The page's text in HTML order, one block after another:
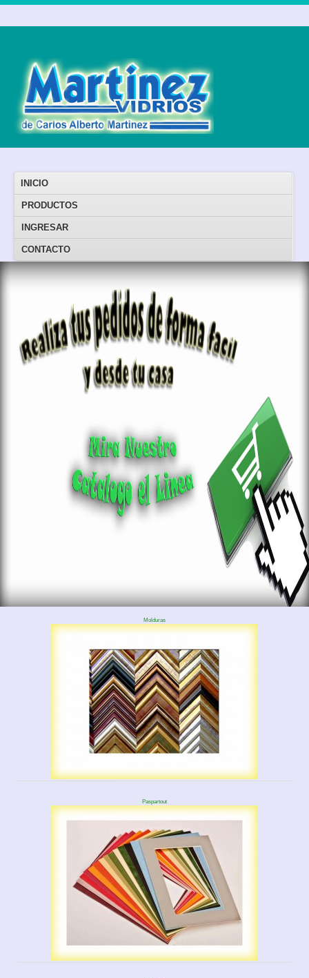
INICIO
PRODUCTOS
INGRESAR
CONTACTO
Molduras
Paspartout